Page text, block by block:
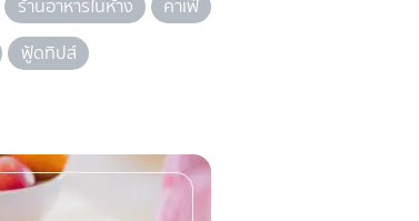
ร้านอาหารในห้าง
คาเฟ่
ฟู้ดทิปส์